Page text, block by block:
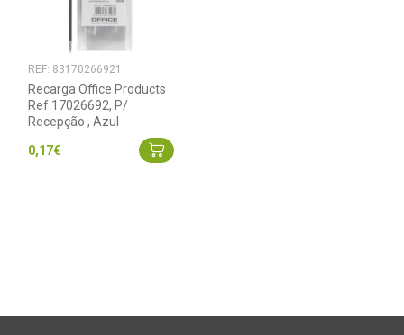
REF: 83170266921
Recarga Office Products
Ref.17026692, P/
Recepção , Azul
0,17€